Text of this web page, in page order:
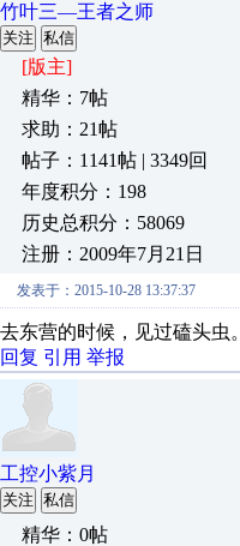
竹叶三—王者之师
关注 私信
[版主]
精华：7帖
求助：21帖
帖子：1141帖 | 3349回
年度积分：198
历史总积分：58069
注册：2009年7月21日
发表于：2015-10-28 13:37:37
去东营的时候，见过磕
回复 引用 举报
工控小紫月
关注 私信
精华：0帖